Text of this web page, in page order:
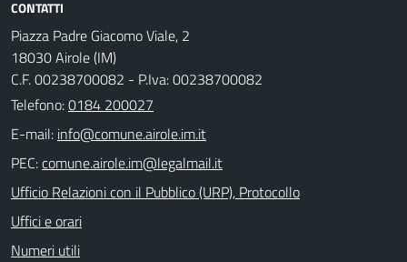
CONTATTI
Piazza Padre Giacomo Viale, 2
18030 Airole (IM)
C.F. 00238700082 - P.Iva: 00238700082
Telefono:0184 200027
E-mail:
PEC:
Ufficio Relazioni con il Pubblico (URP), Protocollo
Uffici e orari
Numeri utili